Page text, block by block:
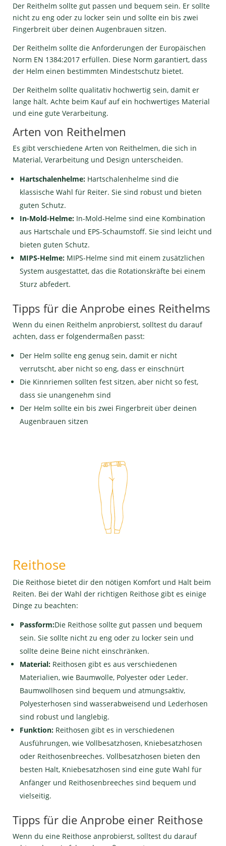
Der Reithelm sollte gut passen und bequem sein. Er sollte
nicht zu eng oder zu locker sein und sollte ein bis zwei
Fingerbreit über deinen Augenbrauen sitzen.
Der Reithelm sollte die Anforderungen der Europäischen
Norm EN 1384:2017 erfüllen. Diese Norm garantiert, dass
der Helm einen bestimmten Mindestschutz bietet.
Der Reithelm sollte qualitativ hochwertig sein, damit er
lange hält. Achte beim Kauf auf ein hochwertiges Material
und eine gute Verarbeitung.
Arten von Reithelmen
Es gibt verschiedene Arten von Reithelmen, die sich in
Material, Verarbeitung und Design unterscheiden.
Hartschalenhelme:Hartschalenhelme sind die
klassische Wahl für Reiter. Sie sind robust und bieten
guten Schutz.
In-Mold-Helme:In-Mold-Helme sind eine Kombination
aus Hartschale und EPS-Schaumstoff. Sie sind leicht und
bieten guten Schutz.
MIPS-Helme:MIPS-Helme sind mit einem zusätzlichen
System ausgestattet, das die Rotationskräfte bei einem
Sturz abfedert.
Tipps für die Anprobe eines Reithelms
Wenn du einen Reithelm anprobierst, solltest du darauf
achten, dass er folgendermaßen passt:
Der Helm sollte eng genug sein, damit er nicht
verrutscht, aber nicht so eng, dass er einschnürt
Die Kinnriemen sollten fest sitzen, aber nicht so fest,
dass sie unangenehm sind
Der Helm sollte ein bis zwei Fingerbreit über deinen
Augenbrauen sitzen
Reithose
Die Reithose bietet dir den nötigen Komfort und Halt beim
Reiten. Bei der Wahl der richtigen Reithose gibt es einige
Dinge zu beachten:
Passform:Die Reithose sollte gut passen und bequem
sein. Sie sollte nicht zu eng oder zu locker sein und
sollte deine Beine nicht einschränken.
Material:Reithosen gibt es aus verschiedenen
Materialien, wie Baumwolle, Polyester oder Leder.
Baumwollhosen sind bequem und atmungsaktiv,
Polyesterhosen sind wasserabweisend und Lederhosen
sind robust und langlebig.
Funktion:Reithosen gibt es in verschiedenen
Ausführungen, wie Vollbesatzhosen, Kniebesatzhosen
oder Reithosenbreeches. Vollbesatzhosen bieten den
besten Halt, Kniebesatzhosen sind eine gute Wahl für
Anfänger und Reithosenbreeches sind bequem und
vielseitig.
Tipps für die Anprobe einer Reithose
Wenn du eine Reithose anprobierst, solltest du darauf